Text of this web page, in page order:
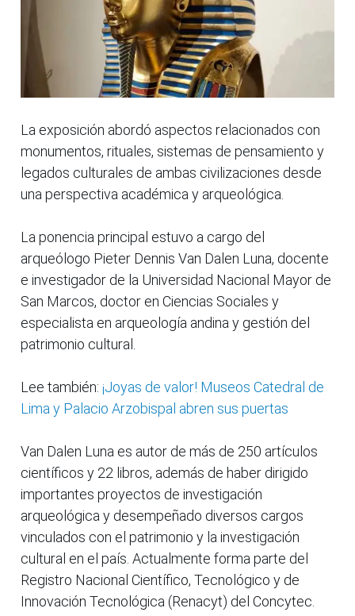
La exposición abordó aspectos relacionados con
monumentos, rituales, sistemas de pensamiento y
legados culturales de ambas civilizaciones desde
una perspectiva académica y arqueológica.
La ponencia principal estuvo a cargo del
arqueólogo Pieter Dennis Van Dalen Luna, docente
e investigador de la Universidad Nacional Mayor de
San Marcos, doctor en Ciencias Sociales y
especialista en arqueología andina y gestión del
patrimonio cultural.
Lee también: ¡Joyas de valor! Museos Catedral de
Lima y Palacio Arzobispal abren sus puertas
Van Dalen Luna es autor de más de 250 artículos
científicos y 22 libros, además de haber dirigido
importantes proyectos de investigación
arqueológica y desempeñado diversos cargos
vinculados con el patrimonio y la investigación
cultural en el país. Actualmente forma parte del
Registro Nacional Científico, Tecnológico y de
Innovación Tecnológica (Renacyt) del Concytec.